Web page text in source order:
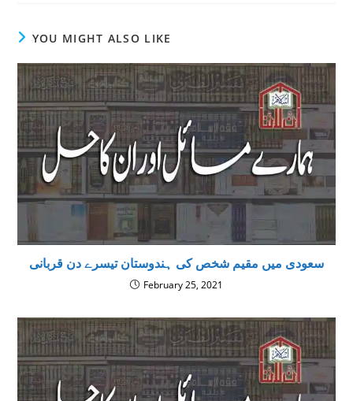
YOU MIGHT ALSO LIKE
سعودی میں مقیم شخص کی ہندوستان تیسرے دن قربانی
February 25, 2021